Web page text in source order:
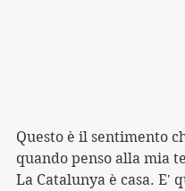
Questo è il sentimento
quando penso alla mia
La Catalunya è casa. E'